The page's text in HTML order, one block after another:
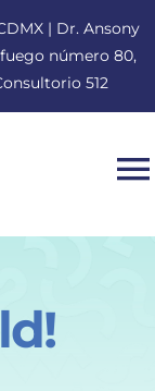
| Dr. Ansony
número 80,
512